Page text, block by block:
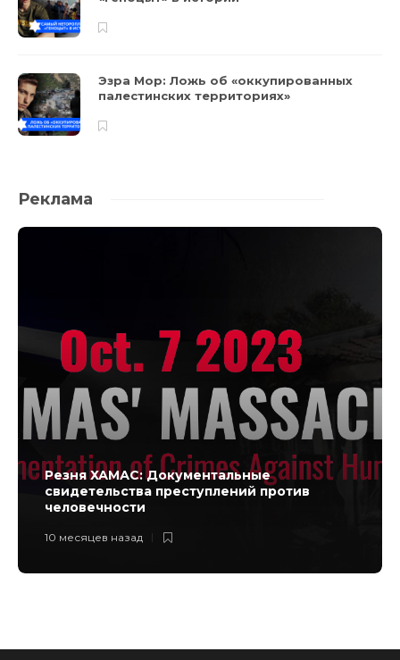
Эзра Мор: Ложь об «оккупированных
палестинских территориях»
Реклама
Резня ХАМАС: Документальные
свидетельства преступлений против
человечности
10 месяцев назад